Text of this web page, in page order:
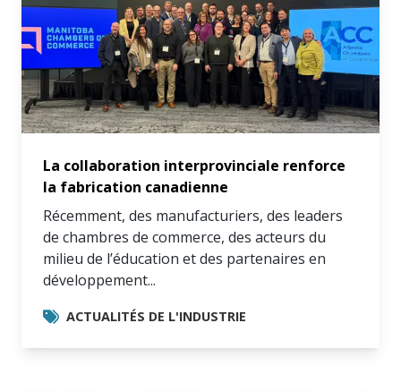
La collaboration interprovinciale renforce
la fabrication canadienne
Récemment, des manufacturiers, des leaders
de chambres de commerce, des acteurs du
milieu de l’éducation et des partenaires en
développement...
ACTUALITÉS DE L'INDUSTRIE